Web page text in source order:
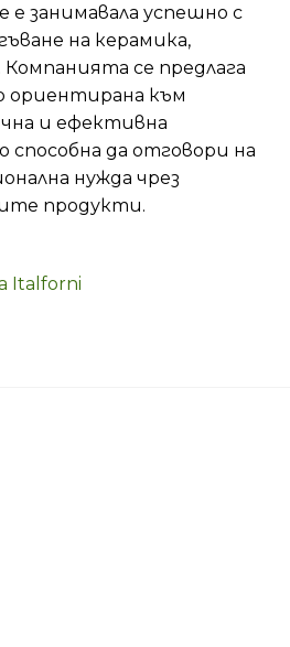
е занимавала успешно с
на керамика,
се предлага
ориентирана към
и ефективна
способна да отговори на
нужда чрез
продукти.
Italforni